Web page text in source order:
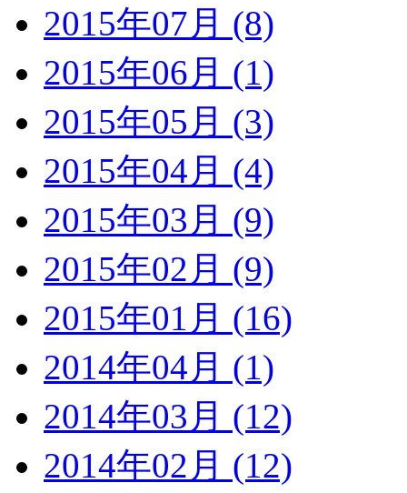
2015年07月 (8)
2015年06月 (1)
2015年05月 (3)
2015年04月 (4)
2015年03月 (9)
2015年02月 (9)
2015年01月 (16)
2014年04月 (1)
2014年03月 (12)
2014年02月 (12)